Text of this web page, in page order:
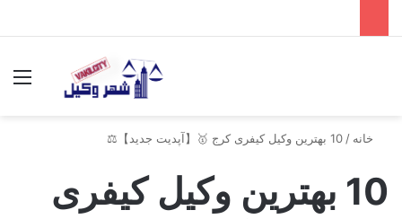
خانه / 10 بهترین وکیل کیفری کرج 🥇【آپدیت جدید】⚖️
10 بهترین وکیل کیفری